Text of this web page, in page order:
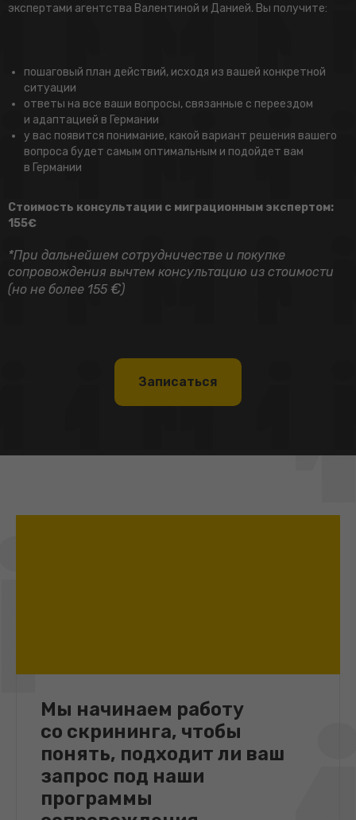
экспертами агентства Валентиной и Данией. Вы получите:
пошаговый план действий, исходя из вашей конкретной
ситуации
ответы на все ваши вопросы, связанные с переездом
и адаптацией в Германии
у вас появится понимание, какой вариант решения вашего
вопроса будет самым оптимальным и подойдет вам
в Германии
Стоимость консультации с миграционным экспертом:
155€
*При дальнейшем сотрудничестве и покупке
сопровождения вычтем консультацию из стоимости
(но не более 155 €)
Записаться
Мы начинаем работу
со скрининга, чтобы
понять, подходит ли ваш
запрос под наши
программы